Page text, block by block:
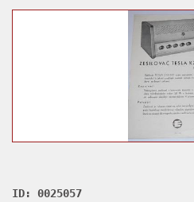
ID: 0025057